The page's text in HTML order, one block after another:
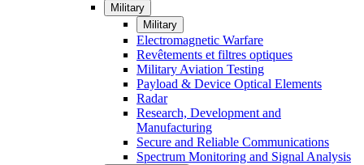
Military
Military
Electromagnetic Warfare
Revêtements et filtres optiques
Military Aviation Testing
Payload & Device Optical Elements
Radar
Research, Development and
Manufacturing
Secure and Reliable Communications
Spectrum Monitoring and Signal Analysis